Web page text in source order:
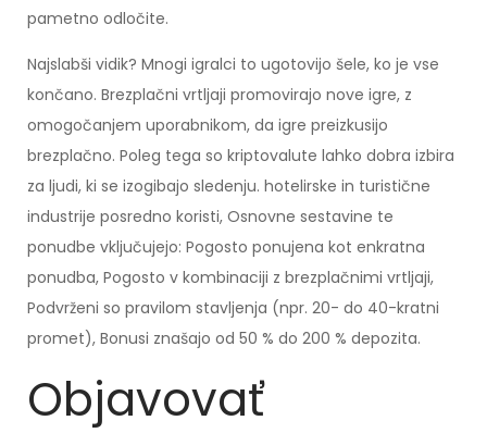
pametno odločite.
Najslabši vidik? Mnogi igralci to ugotovijo šele, ko je vse
končano. Brezplačni vrtljaji promovirajo nove igre, z
omogočanjem uporabnikom, da igre preizkusijo
brezplačno. Poleg tega so kriptovalute lahko dobra izbira
za ljudi, ki se izogibajo sledenju. hotelirske in turistične
industrije posredno koristi, Osnovne sestavine te
ponudbe vključujejo: Pogosto ponujena kot enkratna
ponudba, Pogosto v kombinaciji z brezplačnimi vrtljaji,
Podvrženi so pravilom stavljenja (npr. 20- do 40-kratni
promet), Bonusi znašajo od 50 % do 200 % depozita.
Objavovať